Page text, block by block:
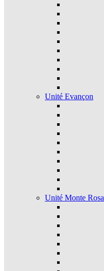
Unité Evançon
Unité Monte Rosa